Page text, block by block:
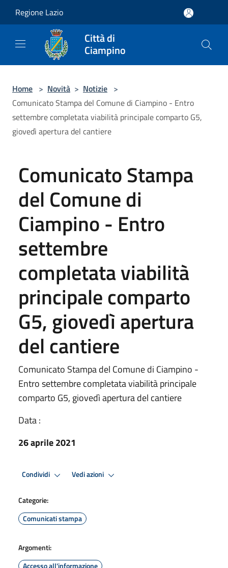
Regione Lazio
Città di
Ciampino
Home > Novità > Notizie >
Comunicato Stampa del Comune di Ciampino - Entro
settembre completata viabilità principale comparto G5,
giovedì apertura del cantiere
Comunicato Stampa
del Comune di
Ciampino - Entro
settembre
completata viabilità
principale comparto
G5, giovedì apertura
del cantiere
Comunicato Stampa del Comune di Ciampino -
Entro settembre completata viabilità principale
comparto G5, giovedì apertura del cantiere
Data :
26 aprile 2021
Condividi Vedi azioni
Categorie:
Comunicati stampa
Argomenti:
Accesso all'informazione